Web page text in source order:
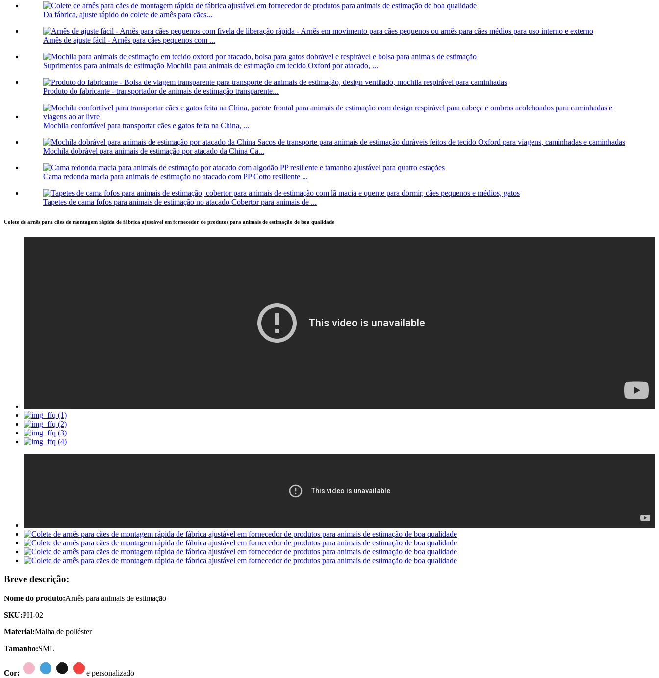
Da fábrica, ajuste rápido do colete de arnês para cães...
Arnês de ajuste fácil - Arnês para cães pequenos com ...
Suprimentos para animais de estimação Mochila para animais de estimação em tecido Oxford por atacado, ...
Produto do fabricante - transportador de animais de estimação transparente...
Mochila confortável para transportar cães e gatos feita na China, ...
Mochila dobrável para animais de estimação por atacado da China Ca...
Cama redonda macia para animais de estimação no atacado com PP Cotto resiliente ...
Tapetes de cama fofos para animais de estimação no atacado Cobertor para animais de ...
Colete de arnês para cães de montagem rápida de fábrica ajustável em fornecedor de produtos para animais de estimação de boa qualidade
Breve descrição:
Nome do produto:Arnês para animais de estimação
SKU:PH-02
Material:Malha de poliéster
Tamanho:SML
Cor: e personalizado